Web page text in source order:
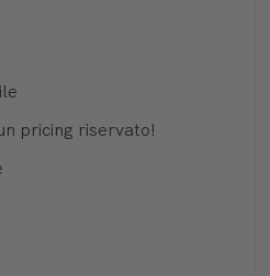
pricing riservato!